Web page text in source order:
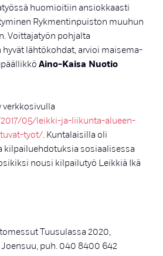
huomioitiin ansiokkaasti
Rykmentinpuiston muuhun
Voittajatyön pohjalta
lähtökohdat, arvioi maisema-
Aino-Kaisa Nuotio
verkkosivulla
05/leikki-ja-liikunta-alueen-
tyot/. Kuntalaisilla oli
kilpailuehdotuksia sosiaalisessa
nousi kilpailutyö Leikkiä Ikä
Tuusulassa 2020,
puh. 040 8400 642